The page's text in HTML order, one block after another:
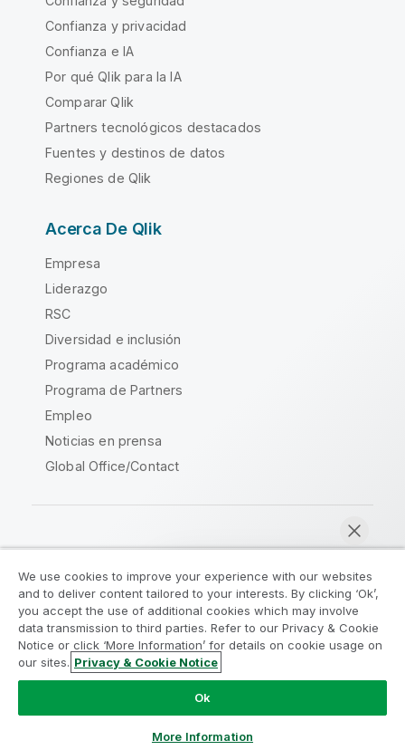
Confianza y privacidad
Confianza e IA
Por qué Qlik para la IA
Comparar Qlik
Partners tecnológicos destacados
Fuentes y destinos de datos
Regiones de Qlik
Acerca De Qlik
Empresa
Liderazgo
RSC
Diversidad e inclusión
Programa académico
Programa de Partners
Empleo
Noticias en prensa
Global Office/Contact
Acuerdos legales
Condiciones del producto
Legal Policies
Política legal
Condiciones de uso
Marcas comerciales
Do Not Share My Info
Copyright © 1993-2026 QlikTech International AB.
We use cookies to improve your experience with our websites
and to deliver content tailored to your interests. By clicking ‘Ok’,
you accept the use of additional cookies which may involve
data transmission to third parties. Refer to our Privacy & Cookie
Notice or click ‘More Information’ for details on cookie usage on
our sites. Privacy & Cookie Notice
Ok
More Information